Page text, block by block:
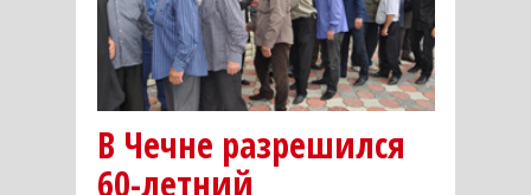
В Чечне разрешился
60-летний